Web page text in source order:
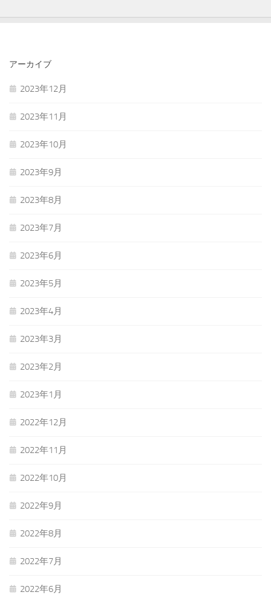
アーカイブ
2023年12月
2023年11月
2023年10月
2023年9月
2023年8月
2023年7月
2023年6月
2023年5月
2023年4月
2023年3月
2023年2月
2023年1月
2022年12月
2022年11月
2022年10月
2022年9月
2022年8月
2022年7月
2022年6月